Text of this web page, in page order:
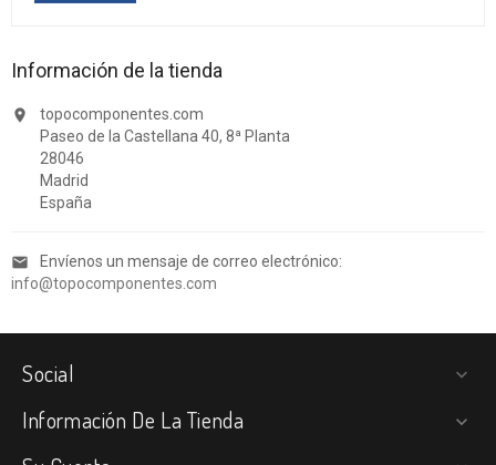
Información de la tienda

topocomponentes.com
Paseo de la Castellana 40, 8ª Planta
28046
Madrid
España

Envíenos un mensaje de correo electrónico:
info@topocomponentes.com
Social 
Información De La Tienda 